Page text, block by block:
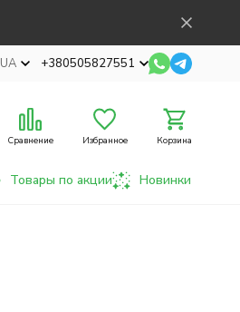
UA +380505827551
Сравнение Избранное Корзина
Товары по акции Новинки